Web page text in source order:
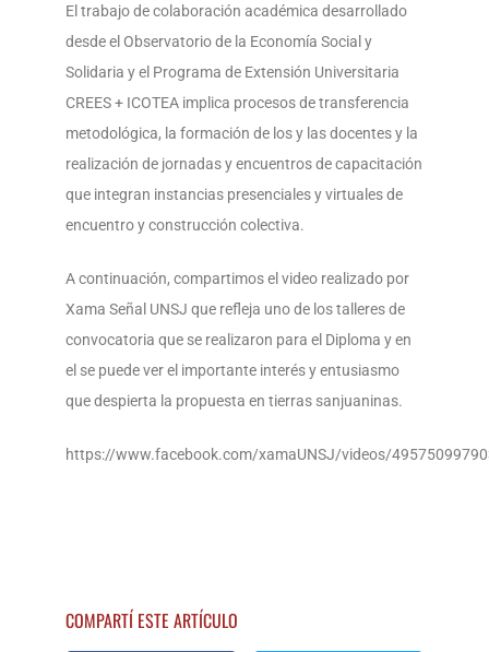
El trabajo de colaboración académica desarrollado
desde el Observatorio de la Economía Social y
Solidaria y el Programa de Extensión Universitaria
CREES + ICOTEA implica procesos de transferencia
metodológica, la formación de los y las docentes y la
realización de jornadas y encuentros de capacitación
que integran instancias presenciales y virtuales de
encuentro y construcción colectiva.
A continuación, compartimos el video realizado por
Xama Señal UNSJ que refleja uno de los talleres de
convocatoria que se realizaron para el Diploma y en
el se puede ver el importante interés y entusiasmo
que despierta la propuesta en tierras sanjuaninas.
https://www.facebook.com/xamaUNSJ/videos/
COMPARTÍ ESTE ARTÍCULO